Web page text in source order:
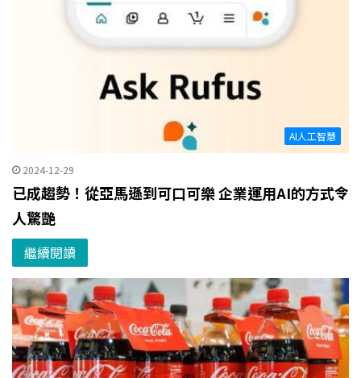
AI人工智慧
2024-12-29
已成趨勢！從亞馬遜到可口可樂 企業運用AI的方式令
人驚艷
繼續閱讀